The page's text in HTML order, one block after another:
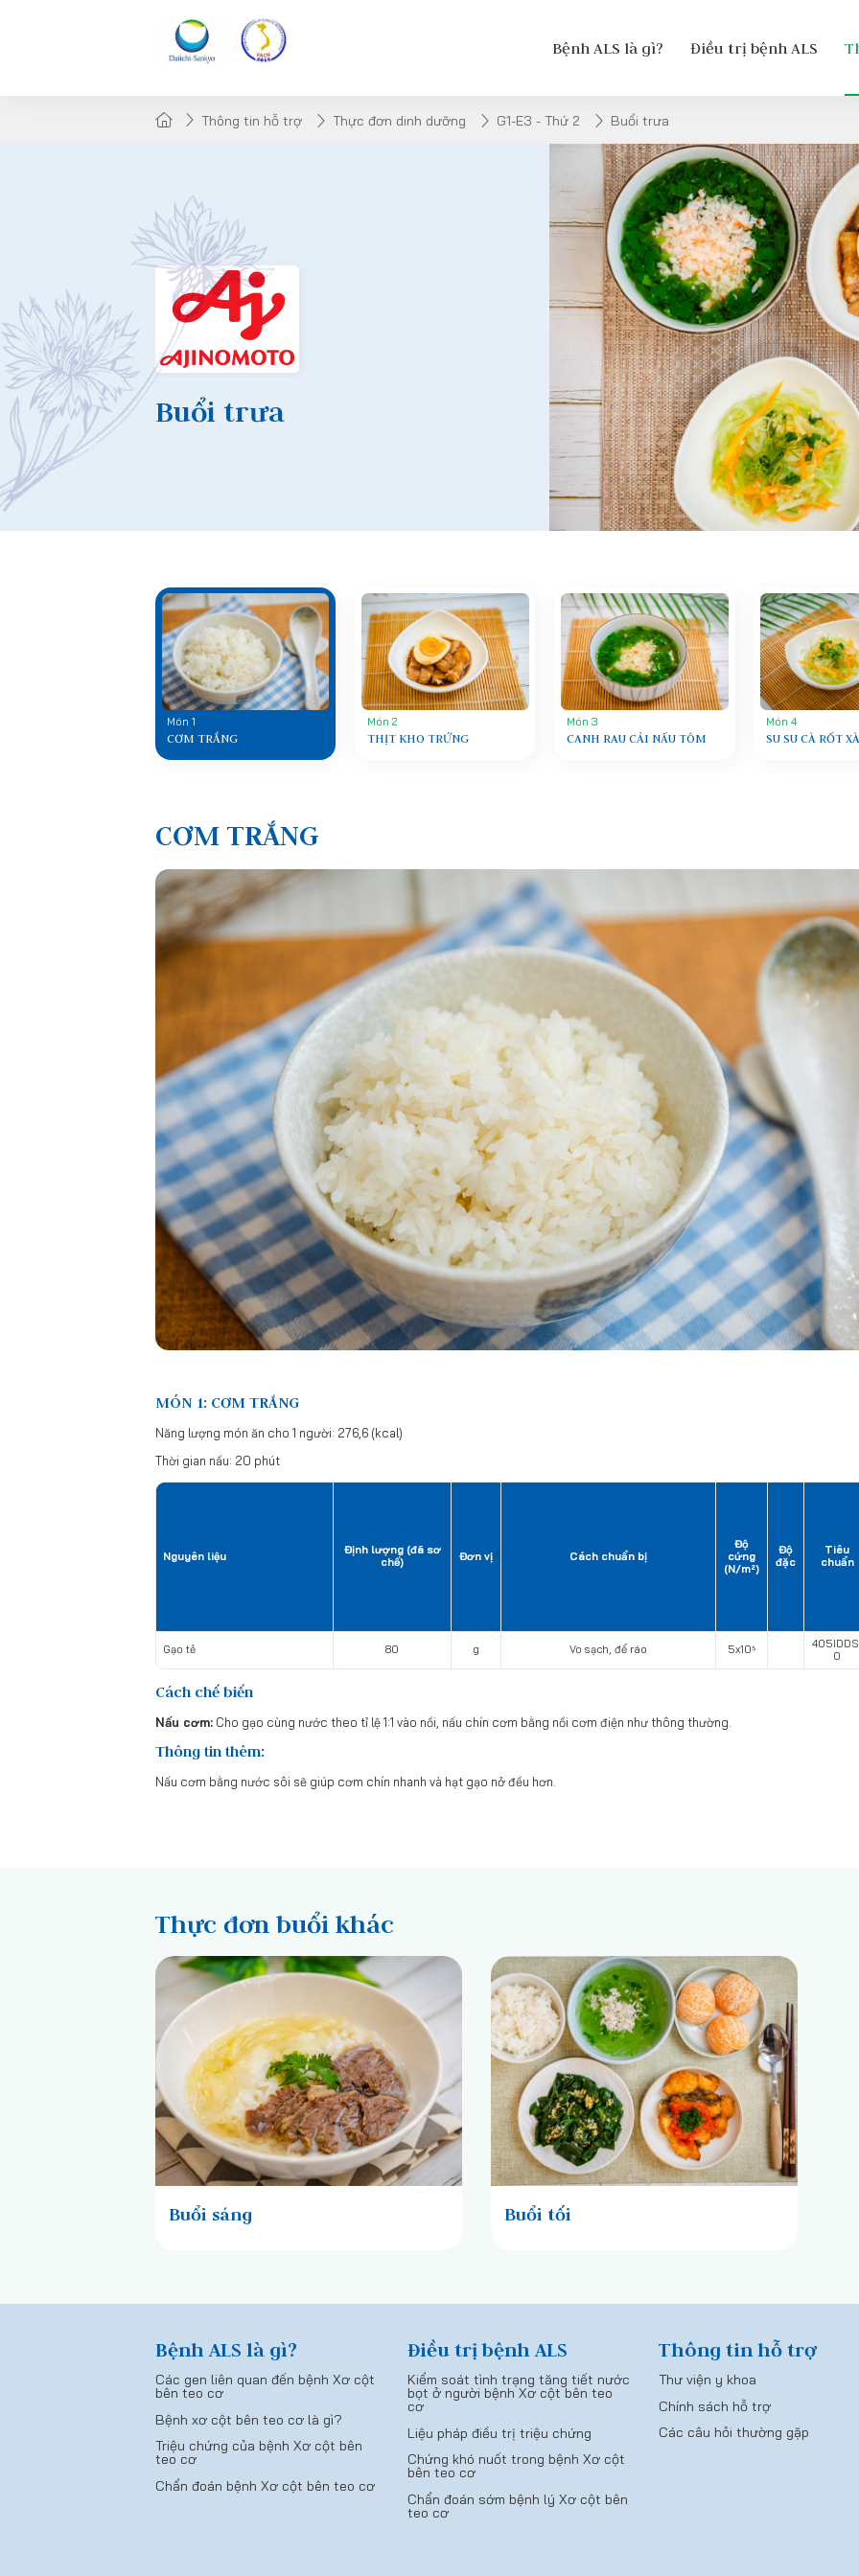
Bệnh ALS là gì? Điều trị bệnh ALS
Thông tin hỗ trợ Thực đơn dinh dưỡng G1-E3 - Thứ 2 Buổi trưa
Buổi trưa
Món 1
CƠM TRẮNG
Món 2
THỊT KHO TRỨNG
Món 3
CANH RAU CẢI NẤU TÔM
Món 4
SU SU CÀ RỐT
CƠM TRẮNG
MÓN 1: CƠM TRẮNG
Năng lượng món ăn cho 1 người: 276,6 (kcal)
Thời gian nấu: 20 phút
Nguyên liệu
Định lượng (đã sơ
chế)
Đơn vị Cách chuẩn bị
Độ
cứng
(N/m²)
Độ
đặc
Tiêu
chuẩn
Gạo tẻ 80 g Vo sạch, để ráo 5x10⁵
0
Cách chế biến
Nấu cơm: Cho gạo cùng nước theo tỉ lệ 1:1 vào nồi, nấu chín cơm bằng nồi cơm điện như thông thường.
Thông tin thêm:
Nấu cơm bằng nước sôi sẽ giúp cơm chín nhanh và hạt gạo nở đều hơn.
Thực đơn buổi khác
Buổi sáng Buổi tối
Bệnh ALS là gì?
Các gen liên quan đến bệnh Xơ cột
bên teo cơ
Bệnh xơ cột bên teo cơ là gì?
Triệu chứng của bệnh Xơ cột bên
teo cơ
Chẩn đoán bệnh Xơ cột bên teo cơ
Điều trị bệnh ALS
Kiểm soát tình trạng tăng tiết nước
bọt ở người bệnh Xơ cột bên teo
cơ
Liệu pháp điều trị triệu chứng
Chứng khó nuốt trong bệnh Xơ cột
bên teo cơ
Chẩn đoán sớm bệnh lý Xơ cột bên
teo cơ
Thông tin hỗ trợ
Thư viện y khoa
Chính sách hỗ trợ
Các câu hỏi thường gặp